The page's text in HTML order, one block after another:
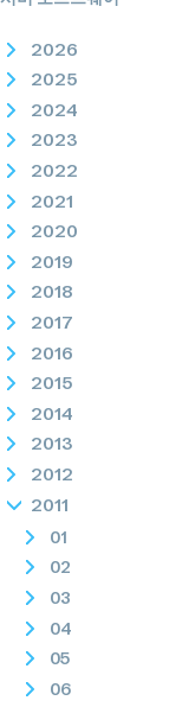
2026
2025
2024
2023
2022
2021
2020
2019
2018
2017
2016
2015
2014
2013
2012
2011
01
02
03
04
05
06